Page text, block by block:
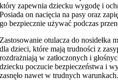
który zapewnia dziecku wygodę i
Posiada on nacięcia na pasy oraz
go bezpiecznie używać podczas
Zastosowanie otulacza do nosidełka
dla dzieci, które mają trudności z
rozdrażniają w zatłoczonych i
dziecku poczucie bezpieczeństwa i
zasnęło nawet w trudnych warunkach.